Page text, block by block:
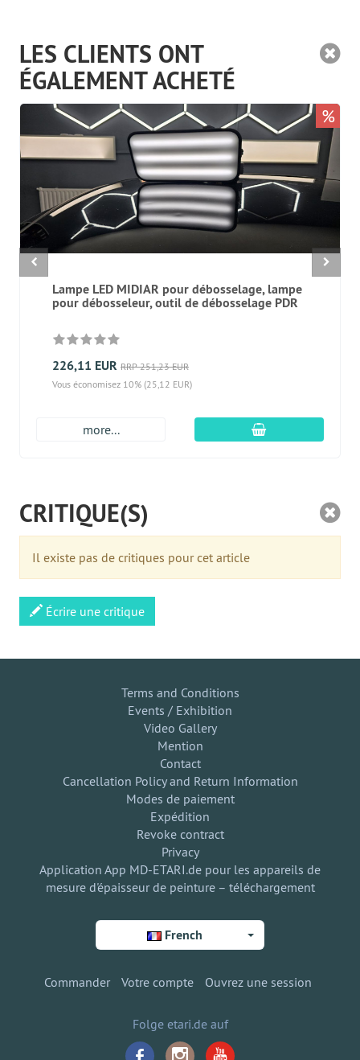
LES CLIENTS ONT
ÉGALEMENT ACHETÉ
Lampe LED MIDIAR pour débosselage, lampe
pour débosseleur, outil de débosselage PDR
226,11 EUR RRP 251,23 EUR
Vous économisez 10% (25,12 EUR)
more... Ajouter au panier
%
CRITIQUE(S)
Il existe pas de critiques pour cet article
Écrire une critique
Terms and Conditions
Events / Exhibition
Video Gallery
Mention
Contact
Cancellation Policy and Return Information
Modes de paiement
Expédition
Revoke contract
Privacy
Application App MD-ETARI.de pour les appareils de
mesure d'épaisseur de peinture – téléchargement
French
Commander Votre compte Ouvrez une session
Folge etari.de auf